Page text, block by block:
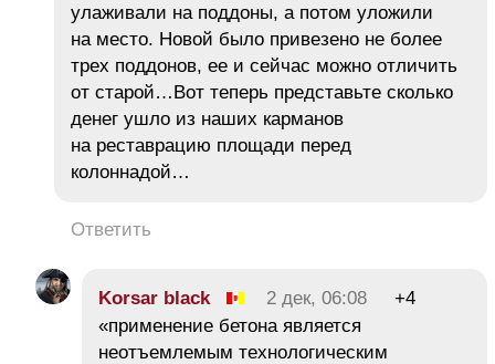
улаживали на поддоны, а потом уложили
на место. Новой было привезено не более
трех поддонов, ее и сейчас можно отличить
от старой…Вот теперь представьте сколько
денег ушло из наших карманов
на реставрацию площади перед
колоннадой…
Ответить
Korsar black 2 дек, 06:08
+4
«применение бетона является
неотъемлемым технологическим